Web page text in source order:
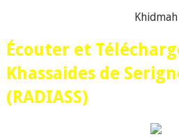
Khidmah
Écouter et
Khassaides de
(RADIASS)